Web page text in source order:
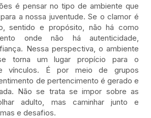
é pensar no tipo de ambiente que
a nossa juventude. Se o clamor é
sentido e propósito, não há como
onde não há autenticidade,
Nessa perspectiva, o ambiente
torna um lugar propício para o
vínculos. É por meio de grupos
de pertencimento é gerado e
Não se trata se impor sobre as
adulto, mas caminhar junto e
e desafios.